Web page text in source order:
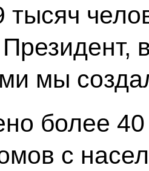
мы
более
с